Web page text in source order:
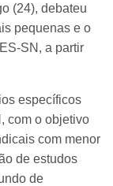
(24), debateu
pequenas e o
SN, a partir
específicos
com o objetivo
com menor
de estudos
de